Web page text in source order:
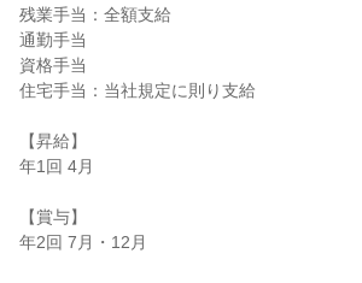
残業手当：全額支給
通勤手当
資格手当
住宅手当：当社規定に則り支給
【昇給】
年1回 4月
【賞与】
年2回 7月・12月